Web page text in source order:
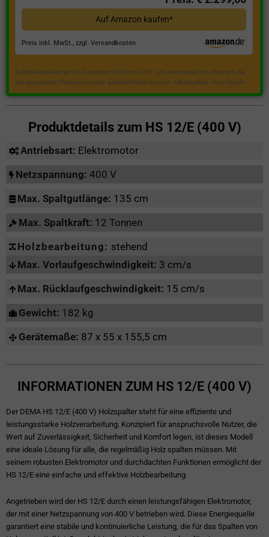
Auf Amazon kaufen*
Preis inkl. MwSt., zzgl. Versandkosten
Zuletzt aktualisiert am 18. Dezember 2023 um 21:50 . Ich weise darauf hin, dass sich die
hier angezeigten Preise inzwischen geändert haben können. Alle Angaben ohne Gewähr.
Produktdetails zum HS 12/E (400 V)
Antriebsart: Elektromotor
Netzspannung: 400 V
Max. Spaltgutlänge: 135 cm
Max. Spaltkraft: 12 Tonnen
Holzbearbeitung: stehend
Max. Vorlaufgeschwindigkeit: 3 cm/s
Max. Rücklaufgeschwindigkeit: 15 cm/s
Gewicht: 182 kg
Gerätemaße: 87 x 55 x 155,5 cm
INFORMATIONEN ZUM HS 12/E (400 V)
Der DEMA HS 12/E (400 V) Holzspalter steht für eine effiziente und
leistungsstarke Holzverarbeitung. Konzipiert für anspruchsvolle Nutzer, die
Wert auf Zuverlässigkeit, Sicherheit und Komfort legen, ist dieses Modell
eine ideale Lösung für alle, die regelmäßig Holz spalten müssen. Mit
seinem robusten Elektromotor und durchdachten Funktionen ermöglicht der
HS 12/E eine einfache und effektive Holzbearbeitung.
Angetrieben wird der HS 12/E durch einen leistungsfähigen Elektromotor,
der mit einer Netzspannung von 400 V betrieben wird. Diese Energiequelle
garantiert eine stabile und kontinuierliche Leistung, die für das Spalten von